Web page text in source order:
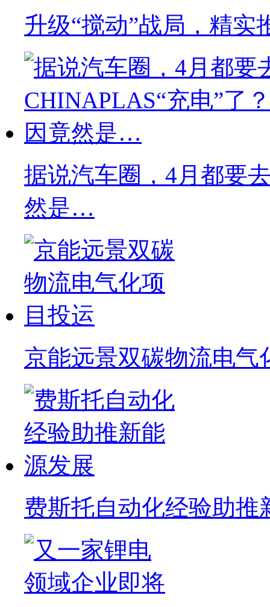
升级“搅动”战局，精实
据说汽车圈，4月都要
然是…
京能远景双碳物流电气
费斯托自动化经验助推